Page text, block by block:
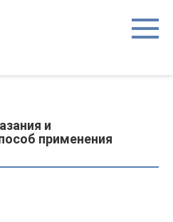
и
применения